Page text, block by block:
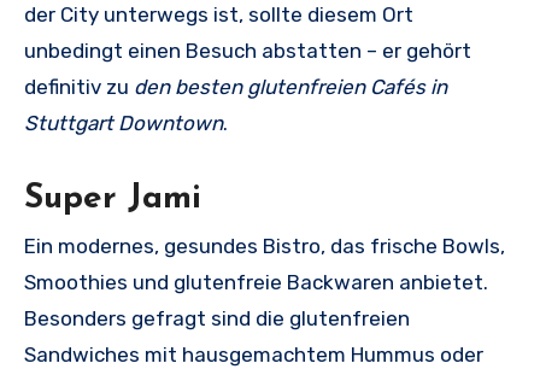
der City unterwegs ist, sollte diesem Ort
unbedingt einen Besuch abstatten – er gehört
definitiv zu den besten glutenfreien Cafés in
Stuttgart Downtown.
Super Jami
Ein modernes, gesundes Bistro, das frische Bowls,
Smoothies und glutenfreie Backwaren anbietet.
Besonders gefragt sind die glutenfreien
Sandwiches mit hausgemachtem Hummus oder